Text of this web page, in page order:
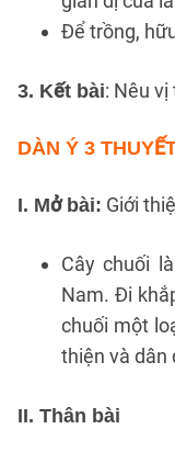
Để trồng,
3. Kết bài: Nêu
DÀN Ý 3
I. Mở bài: Giới
Cây chuối
Nam. Đi
chuối một
thiện và dân
II. Thân bài